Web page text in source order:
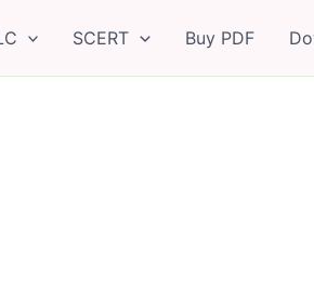
SCERT Buy PDF